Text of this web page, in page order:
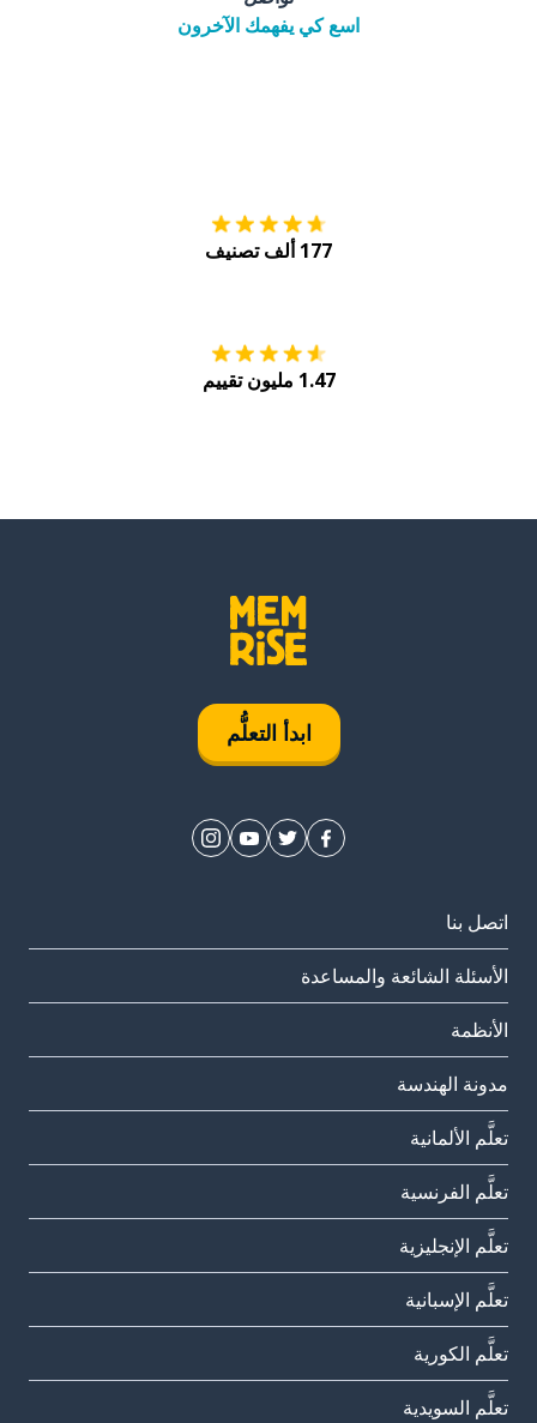
اسع كي يفهمك الآخرون
177 ألف تصنيف
1.47 مليون تقييم
ابدأ التعلُّم
اتصل بنا
الأسئلة الشائعة والمساعدة
الأنظمة
مدونة الهندسة
تعلَّم الألمانية
تعلَّم الفرنسية
تعلَّم الإنجليزية
تعلَّم الإسبانية
تعلَّم الكورية
تعلَّم السويدية